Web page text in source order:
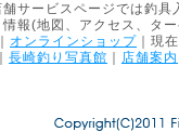
サービスページでは釣
報(地図、アクセス、タ
｜ オンラインショップ ｜現
｜ 長崎釣り写真館 ｜ 店舗案内